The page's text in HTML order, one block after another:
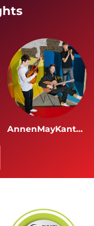
AnnenMayKantereit